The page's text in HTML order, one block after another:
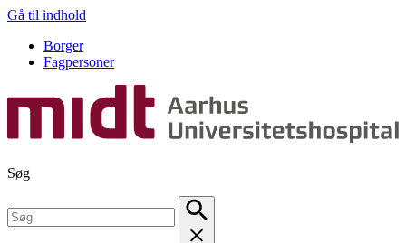
Gå til indhold
Borger
Fagpersoner
Søg